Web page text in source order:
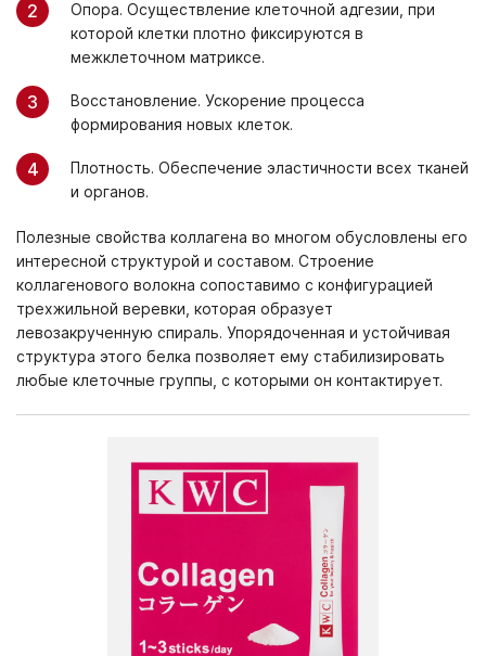
Опора. Осуществление клеточной адгезии, при
которой клетки плотно фиксируются в
межклеточном матриксе.
Восстановление. Ускорение процесса
формирования новых клеток.
Плотность. Обеспечение эластичности всех тканей
и органов.
Полезные свойства коллагена во многом обусловлены его
интересной структурой и составом. Строение
коллагенового волокна сопоставимо с конфигурацией
трехжильной веревки, которая образует
левозакрученную спираль. Упорядоченная и устойчивая
структура этого белка позволяет ему стабилизировать
любые клеточные группы, с которыми он контактирует.